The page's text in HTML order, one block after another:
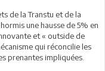
de la Transtu et de la
une hausse de 5% en
et « outside de
qui réconcilie les
prenantes impliquées.